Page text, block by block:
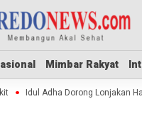
Mimbar Rakyat
Mimbar Rakyat
Idul Adha Dorong Lonjakan